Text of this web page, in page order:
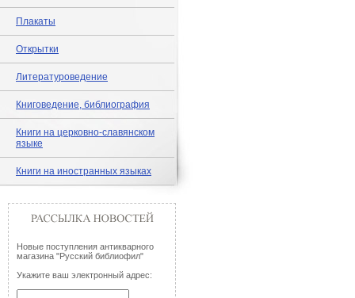
Плакаты
Открытки
Литературоведение
Книговедение, библиография
Книги на церковно-славянском
языке
Книги на иностранных языках
Новые поступления антикварного
магазина "Русский библиофил"
Укажите ваш электронный адрес: